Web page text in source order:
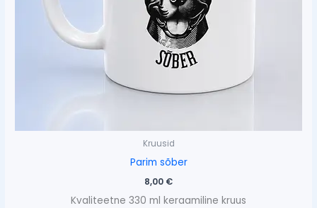
Kruusid
Parim sõber
8,00 €
Kvaliteetne 330 ml keraamiline kruus